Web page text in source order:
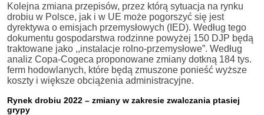
Kolejna zmiana przepisów, przez którą sytuacja na rynku
drobiu w Polsce, jak i w UE może pogorszyć się jest
dyrektywa o emisjach przemysłowych (IED). Według tego
dokumentu gospodarstwa rodzinne powyżej 150 DJP będą
traktowane jako ,,instalacje rolno-przemysłowe”. Według
analiz Copa-Cogeca proponowane zmiany dotkną 184 tys.
ferm hodowlanych, które będą zmuszone ponieść wyższe
koszty i większe obciążenia administracyjne.
Rynek drobiu 2022 – zmiany w zakresie zwalczania ptasiej
grypy